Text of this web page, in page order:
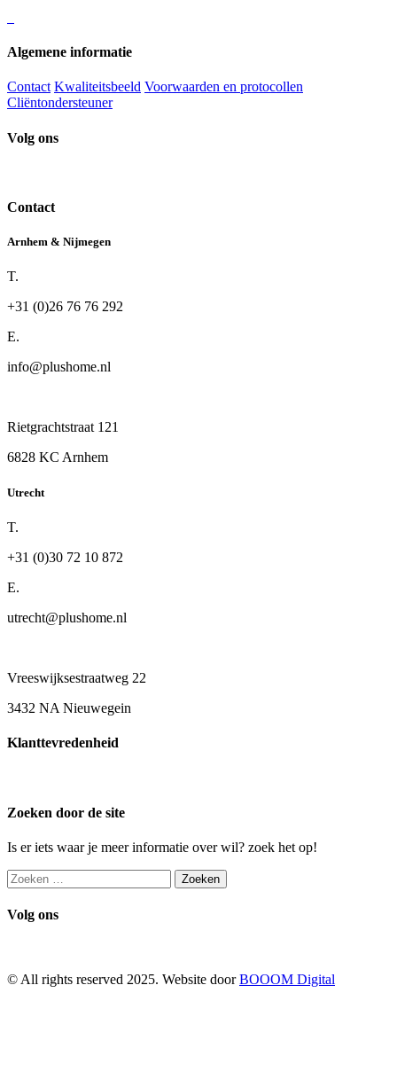
Algemene informatie
Contact Kwaliteitsbeeld Voorwaarden en protocollen
Cliëntondersteuner
Volg ons
Contact
Arnhem & Nijmegen
T.
+31 (0)26 76 76 292
E.
info@plushome.nl
Rietgrachtstraat 121
6828 KC Arnhem
Utrecht
T.
+31 (0)30 72 10 872
E.
utrecht@plushome.nl
Vreeswijksestraatweg 22
3432 NA Nieuwegein
Klanttevredenheid
Zoeken door de site
Is er iets waar je meer informatie over wil? zoek het op!
Zoeken
naar:
Volg ons
© All rights reserved 2025. Website doorBOOOM Digital